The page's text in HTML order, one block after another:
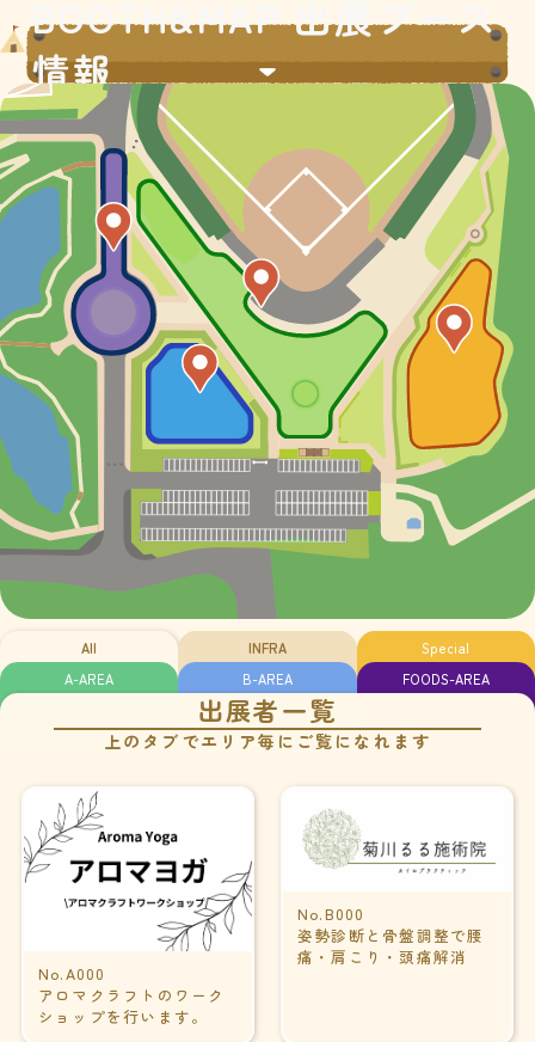
BOOTH&MAP 出展ブース
情報
All INFRA
Special
A-AREA
B-AREA FOODS-AREA
出展者一覧
上のタブでエリア毎にご覧になれます
No.A000
アロマクラフトのワーク
ショップを行います。
No.B000
姿勢診断と骨盤調整で腰
痛・肩こり・頭痛解消